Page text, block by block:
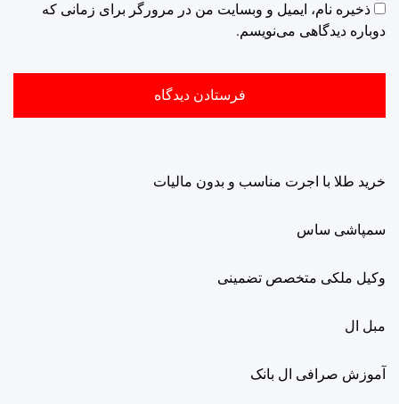
ذخیره نام، ایمیل و وبسایت من در مرورگر برای زمانی که
دوباره دیدگاهی می‌نویسم.
خرید طلا با اجرت مناسب و بدون مالیات
سمپاشی ساس
وکیل ملکی متخصص تضمینی
مبل ال
آموزش صرافی ال بانک